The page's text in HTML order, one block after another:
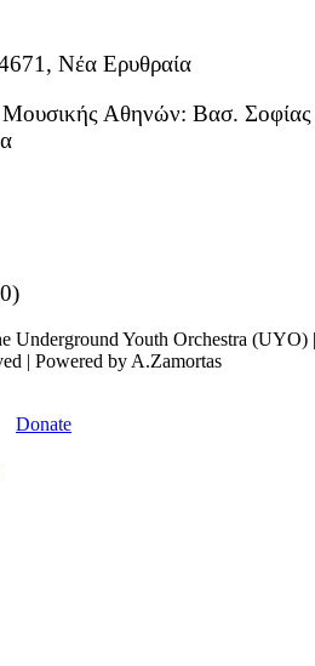
Νέα Ερυθραία
Αθηνών: Βασ. Σοφίας
Underground Youth Orchestra (UYO) |
| Powered by A.Zamortas
Donate